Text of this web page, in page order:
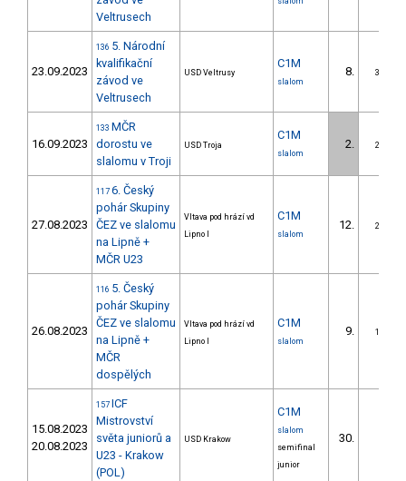
Veltrusech
23.09.2023
136 5. Národní
kvalifikační
závod ve
Veltrusech
USD Veltrusy
C1M
slalom
8. 3/DS
16.09.2023
133 MČR
dorostu ve
slalomu v Troji
USD Troja
C1M
slalom
2. 2/DS
27.08.2023
117 6. Český
pohár Skupiny
ČEZ ve slalomu
na Lipně +
MČR U23
Vltava pod hrází vd
Lipno I
C1M
slalom
12. 2/DS
26.08.2023
116 5. Český
pohár Skupiny
ČEZ ve slalomu
na Lipně +
MČR
dospělých
Vltava pod hrází vd
Lipno I
C1M
slalom
9. 1/DS
15.08.2023
20.08.2023
157 ICF
Mistrovství
světa juniorů a
U23 - Krakow
(POL)
USD Krakow
C1M
slalom
semifinal
junior
30.